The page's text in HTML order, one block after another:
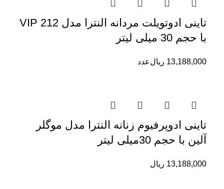
تاینی ادوتویلت مردانه النترا مدل 212 VIP
با حجم 30 میلی لیتر
13,188,000 ریالعدد
تاینی ادوپرفیوم زنانه النترا مدل موگلر
آلین با حجم 30میلی لیتر
13,188,000 ریال